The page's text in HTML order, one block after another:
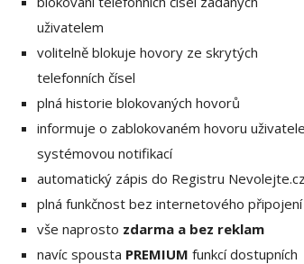
uživatelem
volitelně blokuje hovory ze skrytých
telefonních čísel
plná historie blokovaných hovorů
informuje o zablokovaném hovoru uživatele
systémovou notifikací
automatický zápis do Registru Nevolejte.cz
plná funkčnost bez internetového připojení
vše naprosto zdarma a bez reklam
navíc spousta PREMIUM funkcí dostupních